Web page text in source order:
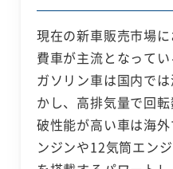
現在の新車販売市場
費車が主流となって
ガソリン車は国内で
かし、高排気量で回
破性能が高い車は海
ンジンや12気筒エン